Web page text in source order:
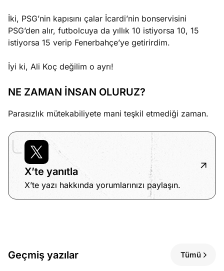
İki, PSG’nin kapısını çalar İcardi’nin bonservisini
PSG’den alır, futbolcuya da yıllık 10 istiyorsa 10, 15
istiyorsa 15 verip Fenerbahçe’ye getirirdim.
İyi ki, Ali Koç değilim o ayrı!
NE ZAMAN İNSAN OLURUZ?
Parasızlık mütekabiliyete mani teşkil etmediği zaman.
X’te yanıtla
X’te yazı hakkında yorumlarınızı paylaşın.
Geçmiş yazılar Tümü